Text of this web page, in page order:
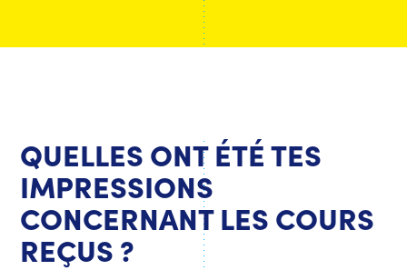
QUELLES ONT ÉTÉ TES
IMPRESSIONS
CONCERNANT LES COURS
REÇUS ?